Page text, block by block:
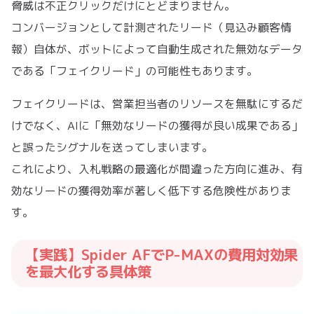
脅威は不正クリックだけにとどまりません。
コンバージョンとして計測されたリード（見込み顧客情
報）自体が、ボットによって自動生成された無効なデータ
である「フェイクリード」の可能性もあります。
フェイクリードは、営業担当者のリソースを無駄にするだ
けでなく、AIに「無効なリードの獲得が良い成果である」
と誤ったシグナルを送ってしまいます。
これにより、入札戦略の最適化が間違った方向に進み、有
効なリードの獲得効率が著しく低下する危険性がありま
す。
【実践】Spider AFでP-MAXの費用対効果
を最大化する具体策